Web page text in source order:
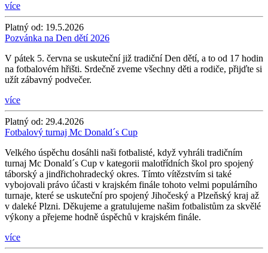
více
Platný od: 19.5.2026
Pozvánka na Den dětí 2026
V pátek 5. června se uskuteční již tradiční Den dětí, a to od 17 hodin
na fotbalovém hřišti. Srdečně zveme všechny děti a rodiče, přijďte si
užít zábavný podvečer.
více
Platný od: 29.4.2026
Fotbalový turnaj Mc Donald´s Cup
Velkého úspěchu dosáhli naši fotbalisté, když vyhráli tradičním
turnaj Mc Donald´s Cup v kategorii malotřídních škol pro spojený
táborský a jindřichohradecký okres. Tímto vítězstvím si také
vybojovali právo účasti v krajském finále tohoto velmi populárního
turnaje, které se uskuteční pro spojený Jihočeský a Plzeňský kraj až
v daleké Plzni. Děkujeme a gratulujeme našim fotbalistům za skvělé
výkony a přejeme hodně úspěchů v krajském finále.
více